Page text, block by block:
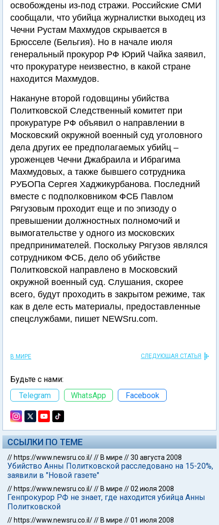
освобождены из-под стражи. Российские СМИ
сообщали, что убийца журналистки выходец из
Чечни Рустам Махмудов скрывается в
Брюсселе (Бельгия). Но в начале июля
генеральный прокурор РФ Юрий Чайка заявил,
что прокуратуре неизвестно, в какой стране
находится Махмудов.
Накануне второй годовщины убийства
Политковской Следственный комитет при
прокуратуре РФ объявил о направлении в
Московский окружной военный суд уголовного
дела других ее предполагаемых убийц –
уроженцев Чечни Джабраила и Ибрагима
Махмудовых, а также бывшего сотрудника
РУБОПа Сергея Хаджикурбанова. Последний
вместе с подполковником ФСБ Павлом
Рягузовым проходит еще и по эпизоду о
превышении должностных полномочий и
вымогательстве у одного из московских
предпринимателей. Поскольку Рягузов являлся
сотрудником ФСБ, дело об убийстве
Политковской направлено в Московский
окружной военный суд. Слушания, скорее
всего, будут проходить в закрытом режиме, так
как в деле есть материалы, предоставленные
спецслужбами, пишет NEWSru.com.
В МИРЕ СЛЕДУЮЩАЯ СТАТЬЯ
Будьте с нами:
Telegram
WhatsApp Facebook
ССЫЛКИ ПО ТЕМЕ
// https://www.newsru.co.il/// В мире //30 августа 2008
Убийство Анны Политковской расследовано на 15-20%,
заявили в "Новой газете"
// https://www.newsru.co.il/// В мире //02 июля 2008
Генпрокурор РФ не знает, где находится убийца Анны
Политковской
// https://www.newsru.co.il/// В мире //01 июля 2008